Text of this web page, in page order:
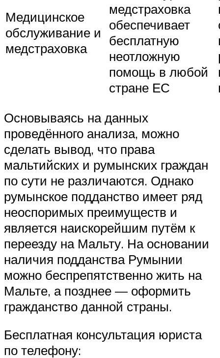
Медицинское
обслуживание и
медстраховка
медстраховка
обеспечивает
бесплатную
неотложную
помощь в любой
стране ЕС
Основываясь на данных
проведённого анализа, можно
сделать вывод, что права
мальтийских и румынских граждан
по сути не различаются. Однако
румынское подданство имеет ряд
неоспоримых преимуществ и
является наискорейшим путём к
переезду на Мальту. На основании
наличия подданства Румынии
можно беспрепятственно жить на
Мальте, а позднее — оформить
гражданство данной страны.
Бесплатная консультация юриста
по телефону: